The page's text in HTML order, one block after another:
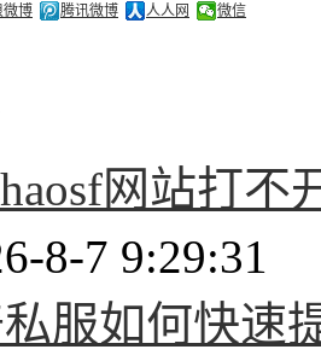
微博 腾讯微博 人人网 微信
网站打
8-7 9:29:31
服如何快速